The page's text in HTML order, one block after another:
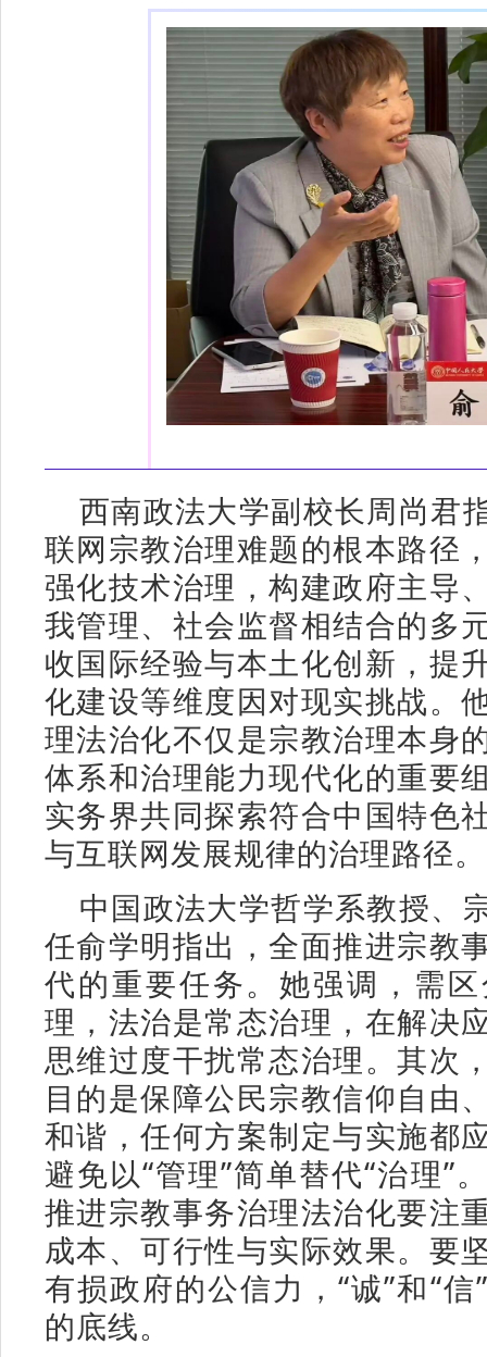
西南政法大学副校长周尚君
联网宗教治理难题的根本路径
强化技术治理，构建政府主导
我管理、社会监督相结合的多
收国际经验与本土化创新，提
化建设等维度因对现实挑战。
理法治化不仅是宗教治理本身
体系和治理能力现代化的重要
实务界共同探索符合中国特色
与互联网发展规律的治理路径。
中国政法大学哲学系教授、
任俞学明指出，全面推进宗教
代的重要任务。她强调，需
理，法治是常态治理，在解决
思维过度干扰常态治理。其次
目的是保障公民宗教信仰自由
和谐，任何方案制定与实施都
避免以“管理”简单替代“治理”
推进宗教事务治理法治化要注
成本、可行性与实际效果。要
有损政府的公信力，“诚”和“
的底线。